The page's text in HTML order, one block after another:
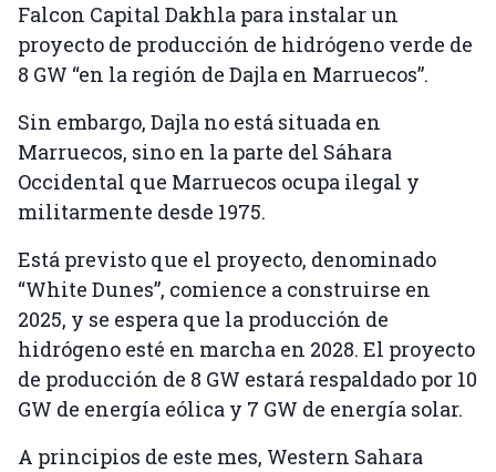
Falcon Capital Dakhla para instalar un
proyecto de producción de hidrógeno verde de
8 GW “en la región de Dajla en Marruecos”.
Sin embargo, Dajla no está situada en
Marruecos, sino en la parte del Sáhara
Occidental que Marruecos ocupa ilegal y
militarmente desde 1975.
Está previsto que el proyecto, denominado
“White Dunes”, comience a construirse en
2025, y se espera que la producción de
hidrógeno esté en marcha en 2028. El proyecto
de producción de 8 GW estará respaldado por 10
GW de energía eólica y 7 GW de energía solar.
A principios de este mes, Western Sahara